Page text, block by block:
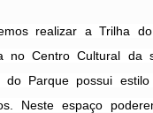
realizar a Trilha
no Centro Cultural da
Parque possui estilo
Neste espaço